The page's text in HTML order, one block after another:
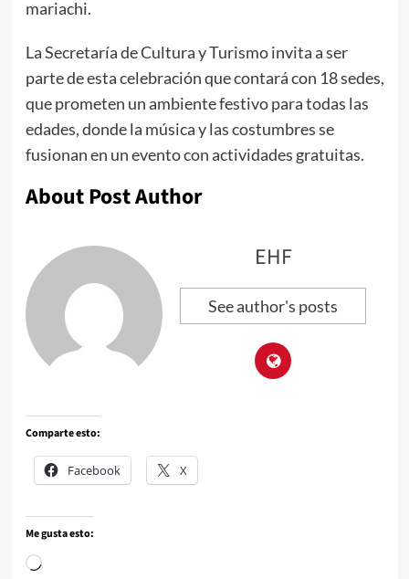
mariachi.
La Secretaría de Cultura y Turismo invita a ser
parte de esta celebración que contará con 18 sedes,
que prometen un ambiente festivo para todas las
edades, donde la música y las costumbres se
fusionan en un evento con actividades gratuitas.
About Post Author
EHF
See author's posts
Comparte esto:
Facebook X
Me gusta esto: